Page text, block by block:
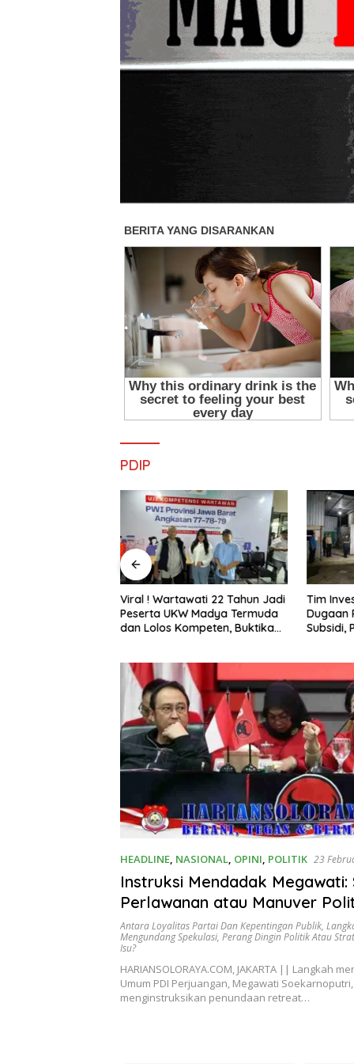
PDIP
Wartawati 22 Tahun Jadi
UKW Madya Termuda
Kompeten, Buktikan
Tim Investigasi Temukan
Dugaan Penimbunan BBM Solar
Subsidi, Penindakan
HEADLINE, NASIONAL, OPINI, POLITIK 23
Instruksi Mendadak Megawati:
Perlawanan atau Manuver
Antara Loyalitas Partai Dan Kepentingan Publik,
Mengundang Spekulasi, Perang Dingin Politik Atau
Isu?
HARIANSOLORAYA.COM, JAKARTA || Langkah
Umum PDI Perjuangan, Megawati
menginstruksikan penundaan retreat…